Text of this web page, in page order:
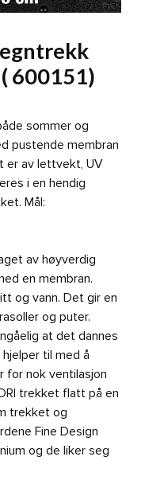
600151)
sommer og
pustende membran
er av lettvekt, UV
i en hendig
Mål:
av høyverdig
en membran.
og vann. Det gir en
og puter.
at det dannes
til med å
for nok ventilasjon
trekket flatt på en
trekket og
Fine Design
og de liker seg